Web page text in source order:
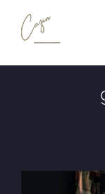
content